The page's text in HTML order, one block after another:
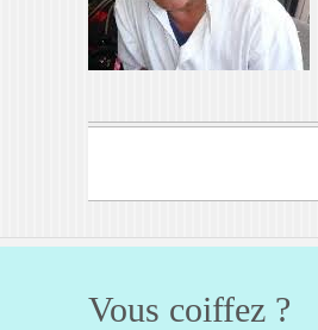
Vous coiffez ?